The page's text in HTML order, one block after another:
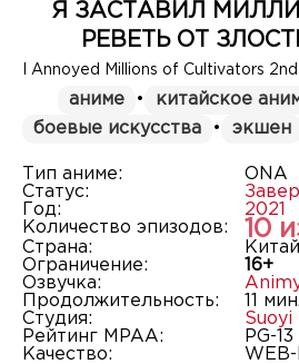
Я ЗАСТАВИЛ
РЕВЕТЬ ОТ
I Annoyed Millions of Cultivators
аниме • китайское
боевые искусства
• экшен
Тип аниме:
ONA
Статус:
Год:
2021
Количество эпизодов:
10
Страна:
Китай
Ограничение:
16+
Озвучка:
Продолжительность:
11 мин.
Студия:
Suoyi
Рейтинг MPAA:
PG-13
Качество: